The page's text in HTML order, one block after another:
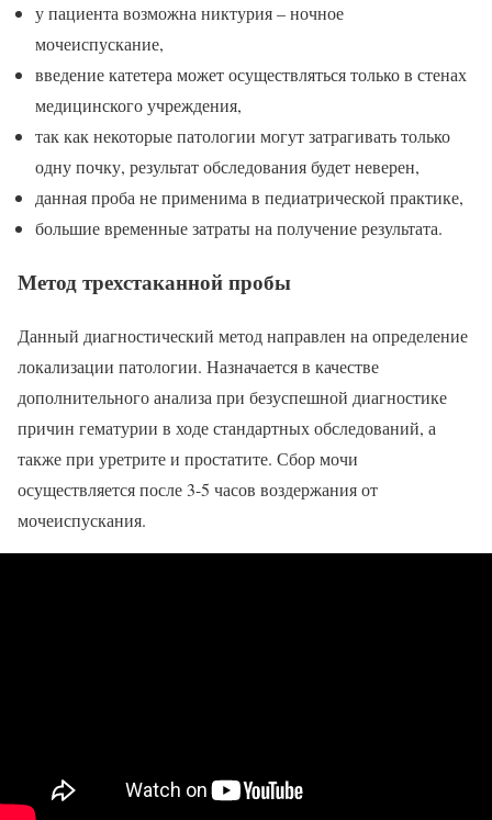
у пациента возможна никтурия – ночное
мочеиспускание,
введение катетера может осуществляться только в стенах
медицинского учреждения,
так как некоторые патологии могут затрагивать только
одну почку, результат обследования будет неверен,
данная проба не применима в педиатрической практике,
большие временные затраты на получение результата.
Метод трехстаканной пробы
Данный диагностический метод направлен на определение
локализации патологии. Назначается в качестве
дополнительного анализа при безуспешной диагностике
причин гематурии в ходе стандартных обследований, а
также при уретрите и простатите. Сбор мочи
осуществляется после 3-5 часов воздержания от
мочеиспускания.